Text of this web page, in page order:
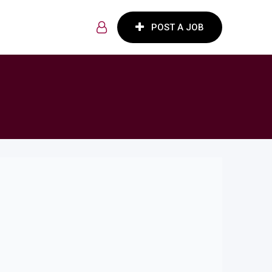
POST A JOB